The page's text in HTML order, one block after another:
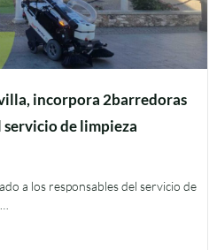
incorpora 2barredoras
de limpieza
a los responsables del servicio de